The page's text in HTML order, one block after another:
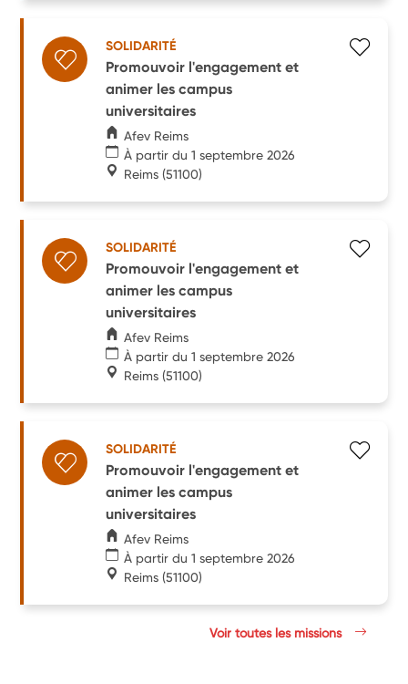
SOLIDARITÉ
Promouvoir l'engagement et
animer les campus
universitaires
Afev Reims
À partir du 1 septembre 2026
Reims (51100)
SOLIDARITÉ
Promouvoir l'engagement et
animer les campus
universitaires
Afev Reims
À partir du 1 septembre 2026
Reims (51100)
SOLIDARITÉ
Promouvoir l'engagement et
animer les campus
universitaires
Afev Reims
À partir du 1 septembre 2026
Reims (51100)
Voir toutes les missions